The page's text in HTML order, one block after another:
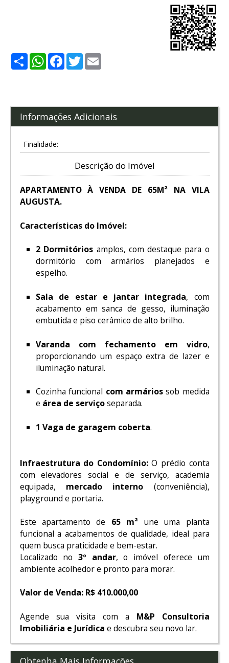
ShareWhatsApp
Facebook
Twitter
Informações Adicionais
Finalidade:
Descrição do Imóvel
APARTAMENTO À VENDA DE 65M² NA VILA
AUGUSTA.
Características do Imóvel:
2 Dormitórios amplos, com destaque para o
dormitório com armários planejados e
espelho.
Sala de estar e jantar integrada, com
acabamento em sanca de gesso, iluminação
embutida e piso cerâmico de alto brilho.
Varanda com fechamento em vidro,
proporcionando um espaço extra de lazer e
iluminação natural.
Cozinha funcional com armáriossob medida
e área de serviçoseparada.
1 Vaga de garagem coberta.
Infraestrutura do Condomínio:O prédio conta
com elevadores social e de serviço, academia
equipada, mercado interno (conveniência),
playground e portaria.
Este apartamento de 65 m² une uma planta
funcional a acabamentos de qualidade, ideal para
quem busca praticidade e bem-estar.
Localizado no 3º andar, o imóvel oferece um
ambiente acolhedor e pronto para morar.
Valor de Venda: R$ 410.000,00
Agende sua visita com a M&P Consultoria
Imobiliária e Jurídica e descubra seu novo lar.